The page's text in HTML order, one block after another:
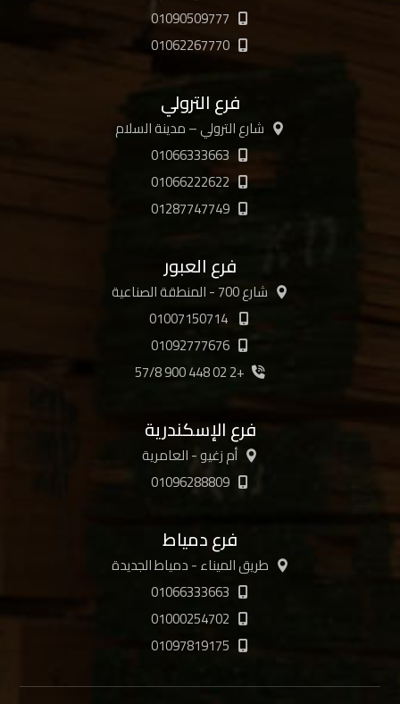
01090509777
01062267770
فرع الترولي
شارع الترولي – مدينة السلام
01066333663
01066222622
01287747749
فرع العبور
شارع 700 - المنطقة الصناعية
01092777676
+2 02 448 900 57/8
فرع الإسكندرية
أم زغيو - العامرية
01096288809
فرع دمياط
طريق الميناء - دمياط الجديدة
01066333663
01000254702
01097819175